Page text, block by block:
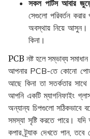
সকল পার্টস আবার
সেগুলো পরিবর্তন
অবস্থায় নিয়ে আসুন।
কিনা।
PCB নষ্ট হলে সম্ভাব্য সমাধান
আপনার PCB-তে কোনো
আছে কিনা তা সতর্কতার
আপনি একটি ম্যাগনিফাইং
অন্যান্য চিপগুলো সঠিকভাবে
সমস্যা সৃষ্টি করতে পারে।
কপার ট্র্যাক দেখতে পান,